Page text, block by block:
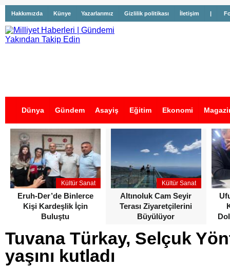
Hakkımızda Künye Yazarlarımız Gizlilik politikası İletişim |
Dünya Gündem Asayiş Eğitim Ekonomi
İş İlanları
Kültür Sanat
Eruh-Der’de Binlerce
Kişi Kardeşlik İçin
Buluştu
Kültür Sanat
Altınoluk Cam Seyir
Terası Ziyaretçilerini
Büyülüyor
Tuvana Türkay, Selçuk
yaşını kutladı